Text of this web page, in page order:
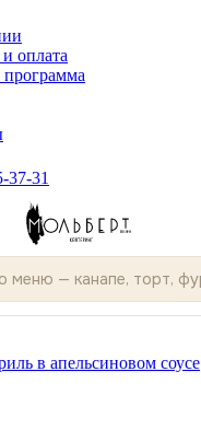
оплата
программа
37-31
в апельсиновом соусе